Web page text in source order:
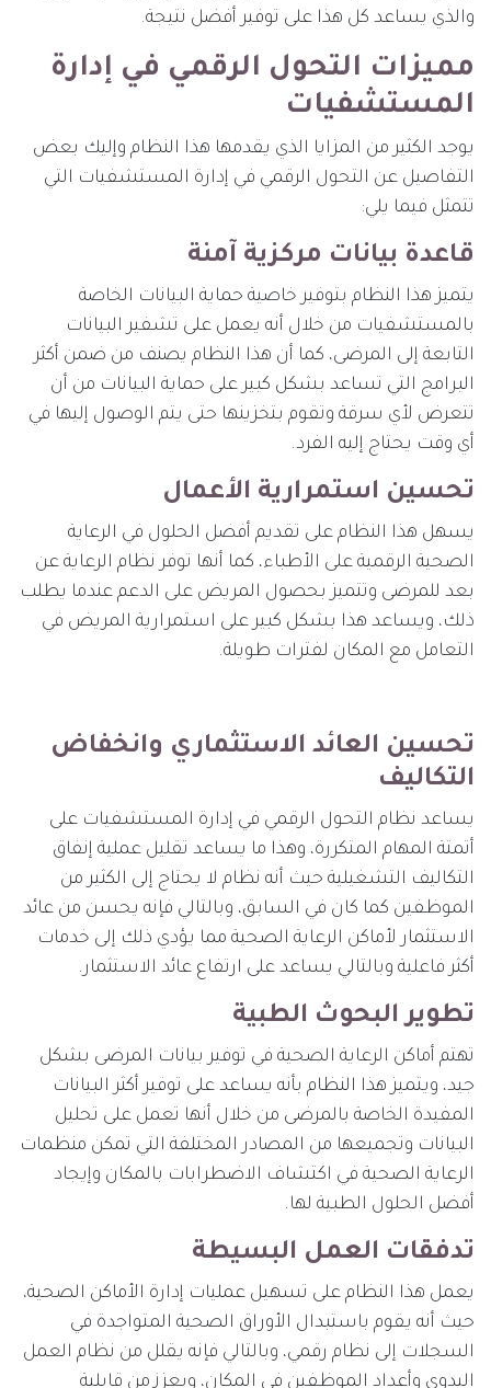
والذي يساعد كل هذا على توفير أفضل نتيجة.
مميزات التحول الرقمي في إدارة
المستشفيات
يوجد الكثير من المزايا الذي يقدمها هذا النظام وإليك بعض
التفاصيل عن التحول الرقمي في إدارة المستشفيات التي
تتمثل فيما يلي:
قاعدة بيانات مركزية آمنة
يتميز هذا النظام بتوفير خاصية حماية البيانات الخاصة
بالمستشفيات من خلال أنه يعمل على تشفير البيانات
التابعة إلى المرضى، كما أن هذا النظام يصنف من ضمن أكثر
البرامج التي تساعد بشكل كبير على حماية البيانات من أن
تتعرض لأي سرقة وتقوم بتخزينها حتى يتم الوصول إليها في
أي وقت يحتاج إليه الفرد.
تحسين استمرارية الأعمال
يسهل هذا النظام على تقديم أفضل الحلول في الرعاية
الصحية الرقمية على الأطباء، كما أنها توفر نظام الرعاية عن
بعد للمرضى وتتميز بحصول المريض على الدعم عندما يطلب
ذلك، ويساعد هذا بشكل كبير على استمرارية المريض في
التعامل مع المكان لفترات طويلة.
تحسين العائد الاستثماري وانخفاض
التكاليف
يساعد نظام التحول الرقمي في إدارة المستشفيات على
أتمتة المهام المتكررة، وهذا ما يساعد تقليل عملية إنفاق
التكاليف التشغيلية حيث أنه نظام لا يحتاج إلى الكثير من
الموظفين كما كان في السابق، وبالتالي فإنه يحسن من عائد
الاستثمار لأماكن الرعاية الصحية مما يؤدي ذلك إلى خدمات
أكثر فاعلية وبالتالي يساعد على ارتفاع عائد الاستثمار.
تطوير البحوث الطبية
تهتم أماكن الرعاية الصحية في توفير بيانات المرضى بشكل
جيد، ويتميز هذا النظام بأنه يساعد على توفير أكثر البيانات
المفيدة الخاصة بالمرضى من خلال أنها تعمل على تحليل
البيانات وتجميعها من المصادر المختلفة التي تمكن منظمات
الرعاية الصحية في اكتشاف الاضطرابات بالمكان وإيجاد
أفضل الحلول الطبية لها.
تدفقات العمل البسيطة
يعمل هذا النظام على تسهيل عمليات إدارة الأماكن الصحية،
حيث أنه يقوم باستبدال الأوراق الصحية المتواجدة في
السجلات إلى نظام رقمي، وبالتالي فإنه يقلل من نظام العمل
اليدوي وأعداد الموظفين في المكان، ويعزز من قابلية